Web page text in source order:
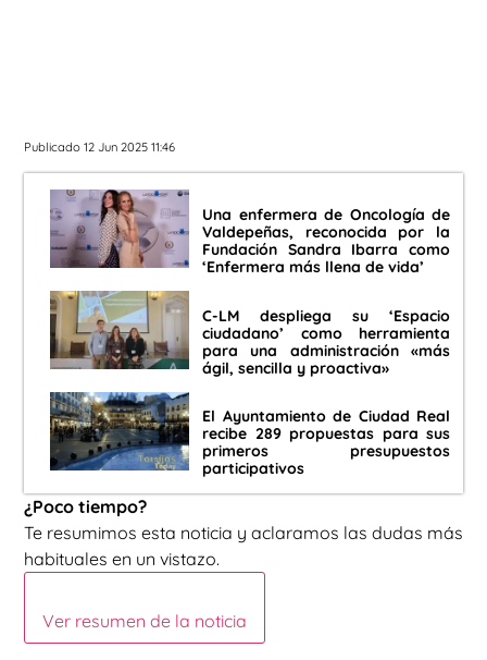
Publicado 12 Jun 2025 11:46
Una enfermera de Oncología de
Valdepeñas, reconocida por la
Fundación Sandra Ibarra como
‘Enfermera más llena de vida’
C-LM despliega su ‘Espacio
ciudadano’ como herramienta
para una administración «más
ágil, sencilla y proactiva»
El Ayuntamiento de Ciudad Real
recibe 289 propuestas para sus
primeros presupuestos
participativos
¿Poco tiempo?
Te resumimos esta noticia y aclaramos las dudas más
habituales en un vistazo.
Ver resumen de la noticia